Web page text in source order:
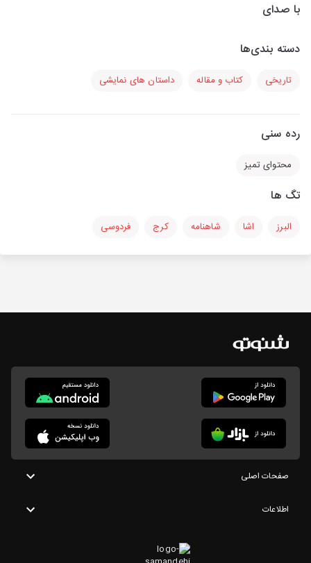
با صدای
دسته بندی‌ها
تاریخی کتاب و مقاله داستان های نمایشی
رده سنی
محتوای تمیز
تگ ها
البرز اشا شاهنامه کرج فردوسی
صفحات اصلی
اطلاعات